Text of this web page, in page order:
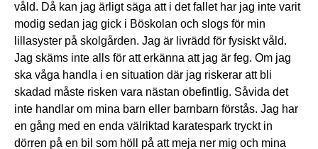
våld. Då kan jag ärligt säga att i det fallet har jag inte varit
modig sedan jag gick i Böskolan och slogs för min
lillasyster på skolgården. Jag är livrädd för fysiskt våld.
Jag skäms inte alls för att erkänna att jag är feg. Om jag
ska våga handla i en situation där jag riskerar att bli
skadad måste risken vara nästan obefintlig. Såvida det
inte handlar om mina barn eller barnbarn förstås. Jag har
en gång med en enda välriktad karatespark tryckt in
dörren på en bil som höll på att meja ner mig och mina